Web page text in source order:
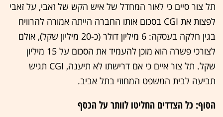
תל צור סיים כי לאור המחדל של איש הקש של זאבי, על זאבי
לפצות את CGI בסכום אותו החברה הייתה אמורה להרוויח
בגין חלקה בעסקה: 6 מיליון דולר (כ-20 מיליון שקל), אולם
לצורכי פשרה הוא מוכן להעמיד את הסכום על 15 מיליון
שקל. תל צור איים כי אם דרישתו לא תיענה, CGI תגיש
תביעה לבית המשפט המחוזי בתל אביב.
הסוף: כל הצדדים החליטו לוותר על הכסף